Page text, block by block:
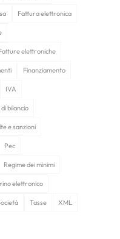
Fattura elettronica
elettroniche
Finanziamento
IVA
bilancio
e sanzioni
Pec
Regime dei minimi
elettronico
Tasse XML